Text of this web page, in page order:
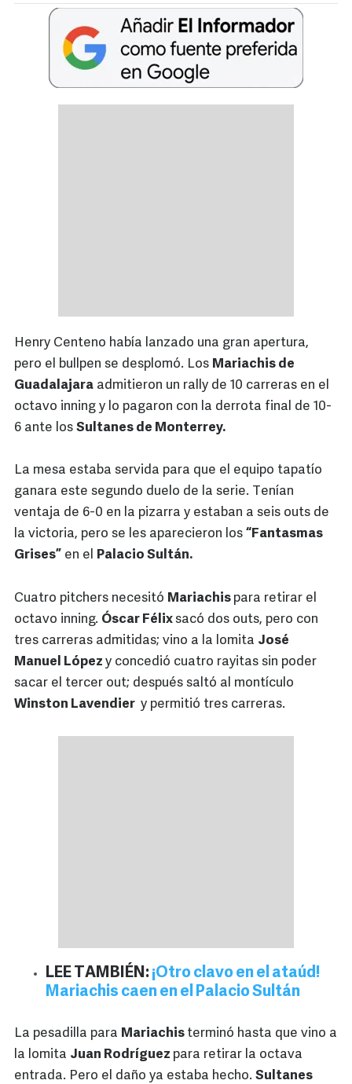
Henry Centeno había lanzado una gran apertura,
pero el bullpen se desplomó. Los Mariachis de
Guadalajara admitieron un rally de 10 carreras en el
octavo inning y lo pagaron con la derrota final de 10-
6 ante los Sultanes de Monterrey.
La mesa estaba servida para que el equipo tapatío
ganara este segundo duelo de la serie. Tenían
ventaja de 6-0 en la pizarra y estaban a seis outs de
la victoria, pero se les aparecieron los “Fantasmas
Grises” en el Palacio Sultán.
Cuatro pitchers necesitó Mariachis para retirar el
octavo inning. Óscar Félixsacó dos outs, pero con
tres carreras admitidas; vino a la lomita José
Manuel López y concedió cuatro rayitas sin poder
sacar el tercer out; después saltó al montículo
Winston Lavendier y permitió tres carreras.
LEE TAMBIÉN: ¡Otro clavo en el ataúd!
Mariachis caen en el Palacio Sultán
La pesadilla para Mariachis terminó hasta que vino a
la lomita Juan Rodríguez para retirar la octava
entrada. Pero el daño ya estaba hecho. Sultanes